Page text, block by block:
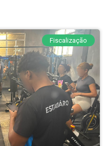
Fiscalização